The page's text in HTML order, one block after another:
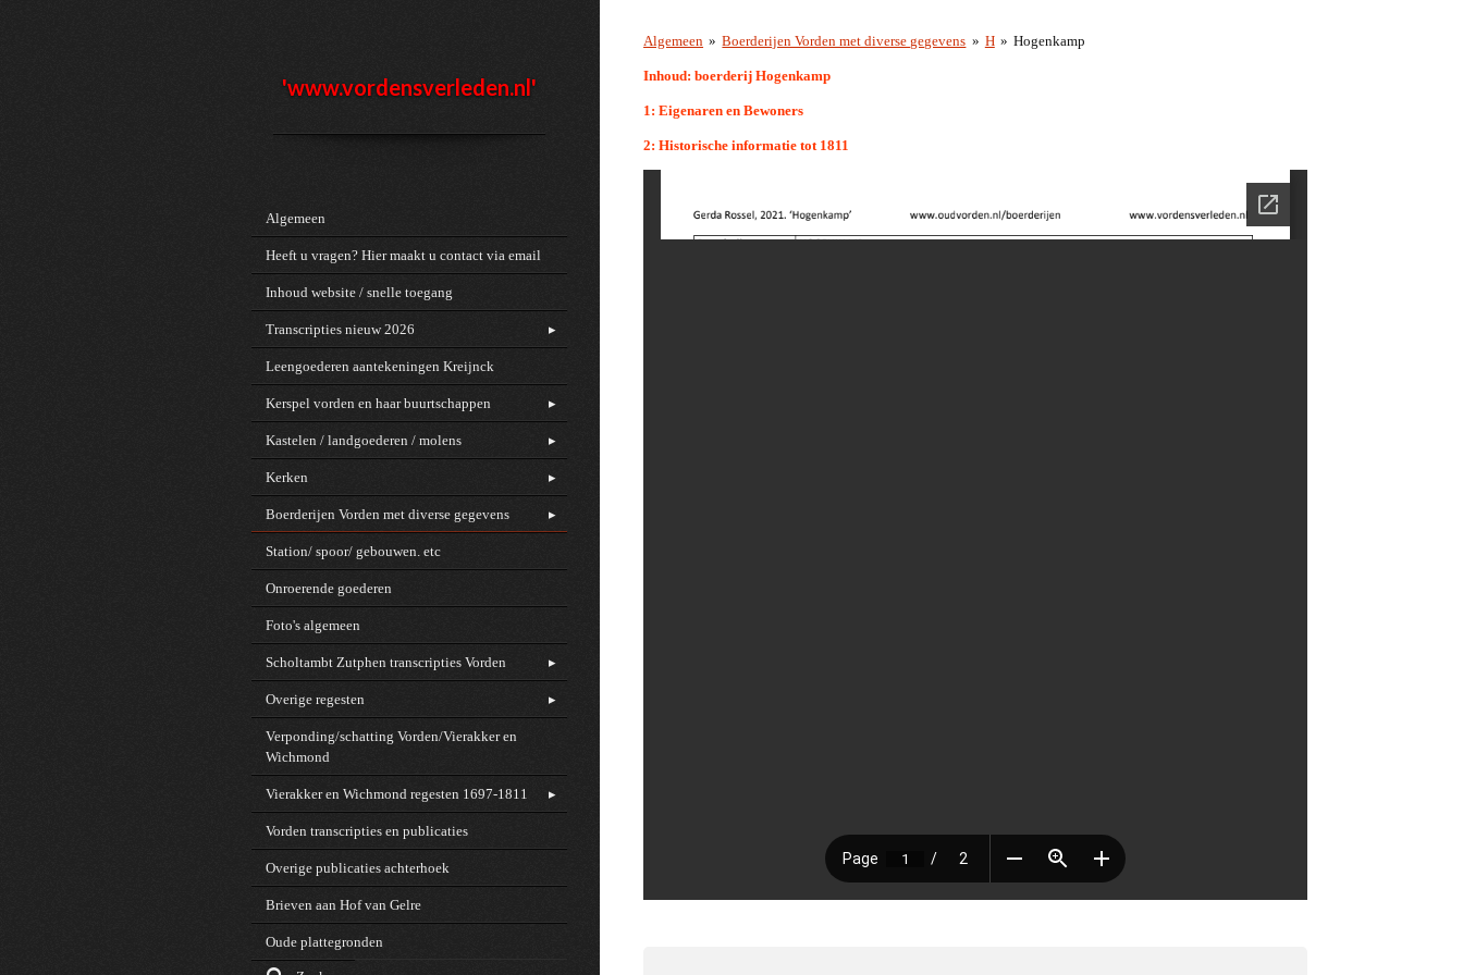
Algemeen » Boerderijen Vorden met diverse gegevens » H » Hogenkamp
Inhoud: boerderij Hogenkamp
1: Eigenaren en Bewoners
2: Historische informatie tot 1811
'www.vordensverleden.nl'
Algemeen
Heeft u vragen? Hier maakt u contact via email
Inhoud website / snelle toegang
Transcripties nieuw 2026
Leengoederen aantekeningen Kreijnck
Kerspel vorden en haar buurtschappen
Kastelen / landgoederen / molens
Kerken
Boerderijen Vorden met diverse gegevens
Station/ spoor/ gebouwen. etc
Onroerende goederen
Foto's algemeen
Scholtambt Zutphen transcripties Vorden
Overige regesten
Verponding/schatting Vorden/Vierakker en
Wichmond
Vierakker en Wichmond regesten 1697-1811
Vorden transcripties en publicaties
Overige publicaties achterhoek
Brieven aan Hof van Gelre
Oude plattegronden